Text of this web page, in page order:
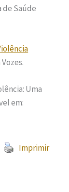
de Saúde
Uma
em:
Imprimir